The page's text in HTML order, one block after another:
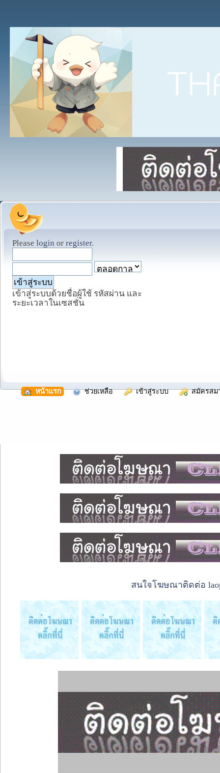
Please login or register.
เข้าสู่ระบบด้วยชื่อผู้ใช้ รหัสผ่าน และ
ระยะเวลาในเซสชั่น
หน้าแรก ช่วยเหลือ เข้าสู่ระบบ สมัครสม
สนใจโฆษณาติดต่อ